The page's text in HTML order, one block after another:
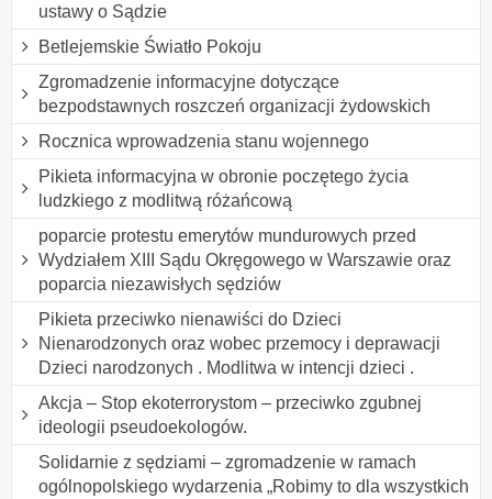
ustawy o Sądzie
Betlejemskie Światło Pokoju
Zgromadzenie informacyjne dotyczące
bezpodstawnych roszczeń organizacji żydowskich
Rocznica wprowadzenia stanu wojennego
Pikieta informacyjna w obronie poczętego życia
ludzkiego z modlitwą różańcową
poparcie protestu emerytów mundurowych przed
Wydziałem XIII Sądu Okręgowego w Warszawie oraz
poparcia niezawisłych sędziów
Pikieta przeciwko nienawiści do Dzieci
Nienarodzonych oraz wobec przemocy i deprawacji
Dzieci narodzonych . Modlitwa w intencji dzieci .
Akcja – Stop ekoterrorystom – przeciwko zgubnej
ideologii pseudoekologów.
Solidarnie z sędziami – zgromadzenie w ramach
ogólnopolskiego wydarzenia „Robimy to dla wszystkich